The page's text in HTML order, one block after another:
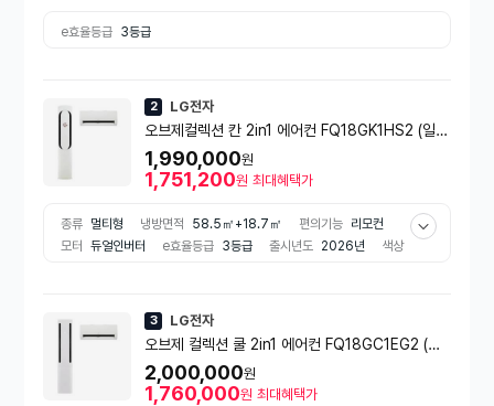
e효율등급 3등급
2 LG전자
오브제컬렉션 칸 2in1 에어컨 FQ18GK1HS2 (일반
배관) [냉방 58.5㎡ + 18.7㎡] (실외기포함) [전국
설치비동일]
1,990,000원
1,751,200원 최대혜택가
종류 멀티형 냉방면적 58.5㎡+18.7㎡ 편의기능 리모컨
모터
듀얼인버터 e효율등급 3등급 출시년도 2026년
색상
3 LG전자
오브제 컬렉션 쿨 2in1 에어컨 FQ18GC1EG2 (일
반배관) [냉방 58.5㎥+18.7㎥] (실외기포함) [전
국설치비동일]
2,000,000원
1,760,000원 최대혜택가